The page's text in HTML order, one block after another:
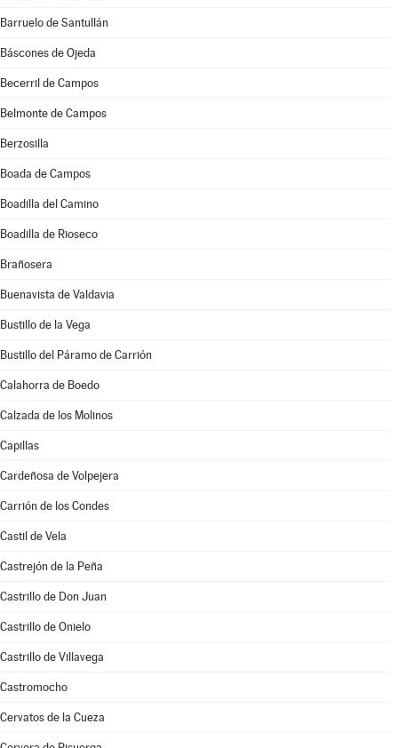
Barruelo de Santullán
Báscones de Ojeda
Becerril de Campos
Belmonte de Campos
Berzosilla
Boada de Campos
Boadilla del Camino
Boadilla de Rioseco
Brañosera
Buenavista de Valdavia
Bustillo de la Vega
Bustillo del Páramo de Carrión
Calahorra de Boedo
Calzada de los Molinos
Capillas
Cardeñosa de Volpejera
Carrión de los Condes
Castil de Vela
Castrejón de la Peña
Castrillo de Don Juan
Castrillo de Onielo
Castrillo de Villavega
Castromocho
Cervatos de la Cueza